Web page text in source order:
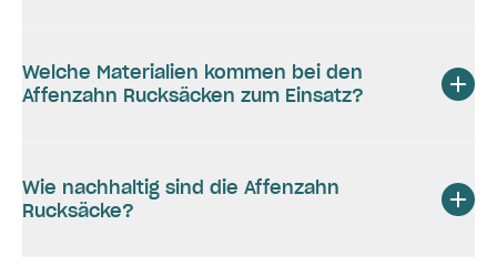
Welche Materialien kommen bei den
Affenzahn Rucksäcken zum Einsatz?
Wie nachhaltig sind die Affenzahn
Rucksäcke?